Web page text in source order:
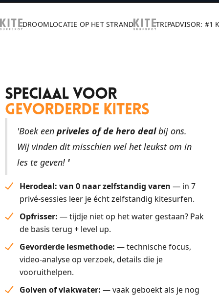
DROOMLOCATIE OP HET STRAND TRIPADVISOR: #1
Speciaal Voor
Gevorderde Kiters
'Boek een priveles of de hero dealbij ons.
Wij vinden dit misschien wel het leukst om in
les te geven! '
Herodeal: van 0 naar zelfstandig varen — in 7
privé-sessies leer je écht zelfstandig kitesurfen.
Opfrisser: — tijdje niet op het water gestaan? Pak
de basis terug + level up.
Gevorderde lesmethode: — technische focus,
video-analyse op verzoek, details die je
vooruithelpen.
Golven of vlakwater: — vaak geboekt als je nog